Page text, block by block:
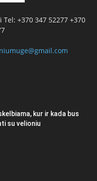
+370 347 52277 +370
kur ir kada bus
su velioniu